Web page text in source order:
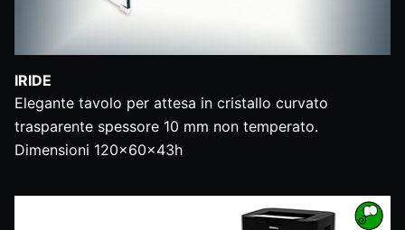
IRIDE
Elegante tavolo per attesa in cristallo curvato
trasparente spessore 10 mm non temperato.
Dimensioni 120x60x43h